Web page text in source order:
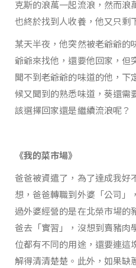
克斯的浪萬一起流浪，然而浪
也終於找到人收養，他又只剩
某天半夜，他突然被老爺爺的
爺爺來找他，還要他回家，但
聞不到老爺爺的味道的他，下
候又聞到的熟悉味道，葵還需
該選擇回家還是繼續流浪呢？
《我的菜市場》
爸爸被資遣了，為了達成我好
想，爸爸轉職到外婆「公司」
過外婆經營的是在北榮市場的
爸去「實習」，沒想到賣豬肉
位都有不同的用途，還要連這
解得清清楚楚。此外，如果缺